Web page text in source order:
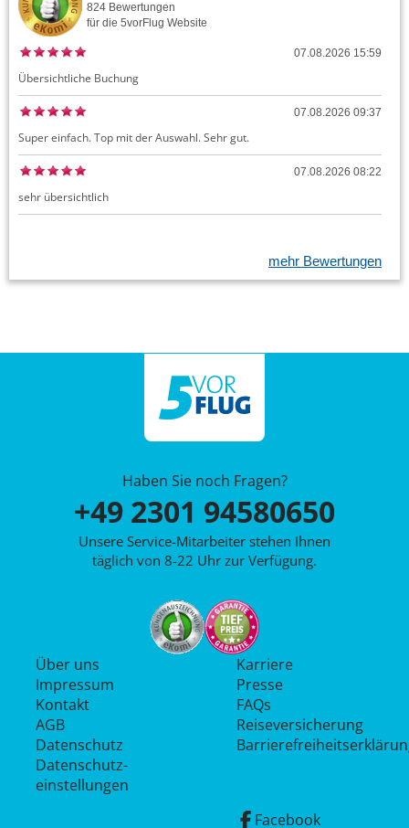
824 Bewertungen
für die 5vorFlug Website
07.08.2026 15:59
Übersichtliche Buchung
07.08.2026 09:37
Super einfach. Top mit der Auswahl. Sehr gut.
07.08.2026 08:22
sehr übersichtlich
mehr Bewertungen
Haben Sie noch Fragen?
+49 2301 94580650
Unsere Service-Mitarbeiter stehen Ihnen
täglich von 8-22 Uhr zur Verfügung.
Über uns
Impressum
Kontakt
AGB
Datenschutz
Datenschutz­
einstellungen
Karriere
Presse
FAQs
Reiseversicherung
Facebook